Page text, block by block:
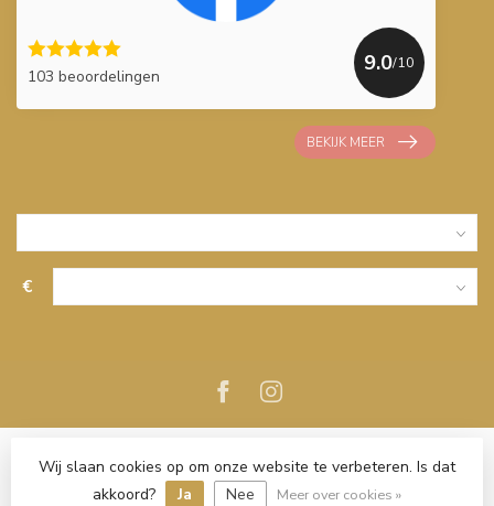
103 beoordelingen
9.0/10
BEKIJK MEER
€
Wij slaan cookies op om onze website te verbeteren. Is dat
akkoord?
Ja Nee Meer over cookies »